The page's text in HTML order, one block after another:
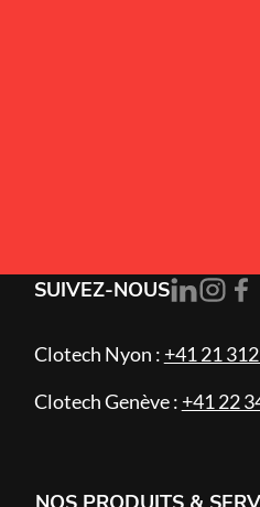
SUIVEZ-NOUS
Clotech Nyon : +41 21
Clotech Genève : +41 22
NOS PRODUITS &